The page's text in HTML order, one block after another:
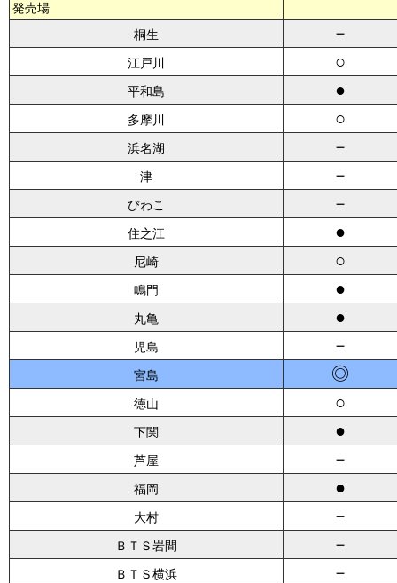
発売場
桐生
－
江戸川 ○
平和島 ●
多摩川 ○
浜名湖 －
津 －
びわこ －
住之江 ●
尼崎 ○
鳴門 ●
丸亀 ●
児島 －
宮島 ◎
徳山 ○
下関 ●
芦屋 －
福岡 ●
大村 －
ＢＴＳ岩間 －
ＢＴＳ横浜 －